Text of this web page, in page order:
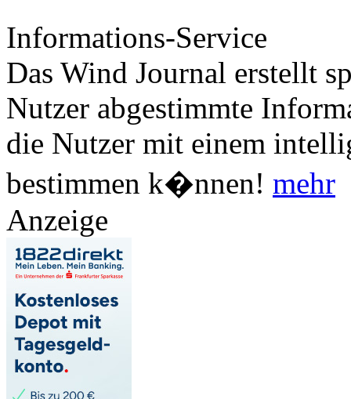
Informations-Service
Das Wind Journal erstellt
Nutzer abgestimmte
die Nutzer mit einem
bestimmen k�nnen! mehr
Anzeige